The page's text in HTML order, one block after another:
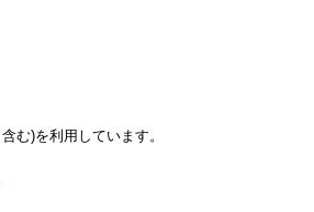
む)を利用しています。